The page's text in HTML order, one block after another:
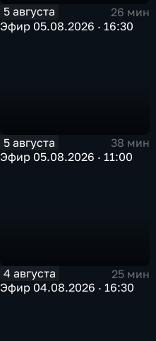
5 августа
26 мин
Эфир 05.08.2026 · 16:30
5 августа
38 мин
Эфир 05.08.2026 · 11:00
4 августа
25 мин
Эфир 04.08.2026 · 16:30